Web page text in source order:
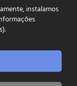
Rio Claro. CEP
instalamos